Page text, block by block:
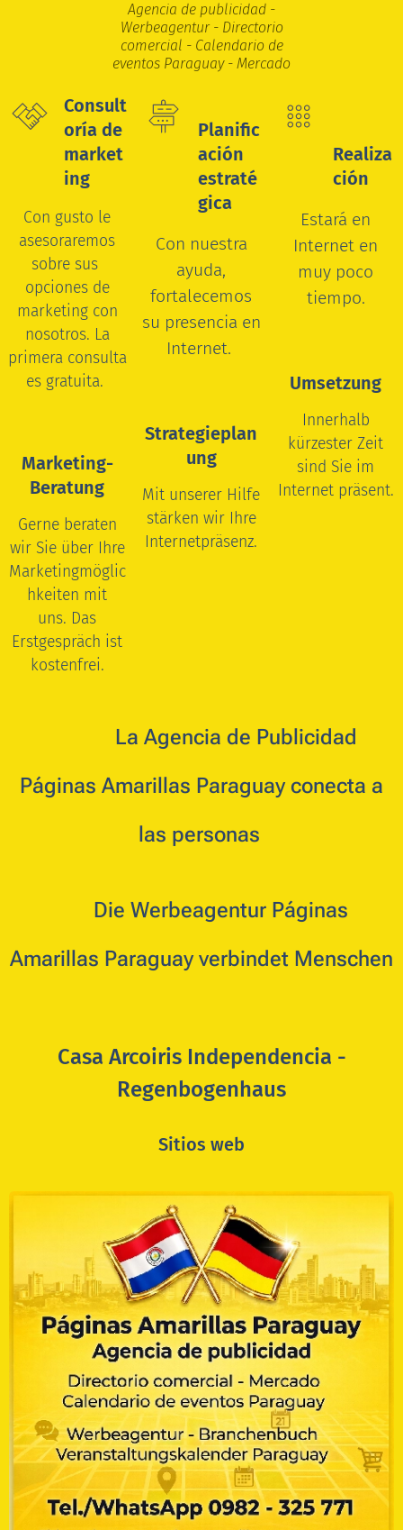
Agencia de publicidad -
Werbeagentur - Directorio
comercial - Calendario de
eventos Paraguay - Mercado
Consult
oría de
market
ing
Con gusto le
asesoraremos
sobre sus
opciones de
marketing con
nosotros. La
primera consulta
es gratuita.
Marketing-
Beratung
Gerne beraten
wir Sie über Ihre
Marketingmöglic
hkeiten mit
uns. Das
Erstgespräch ist
kostenfrei.
Planific
ación
estraté
gica
Con nuestra
ayuda,
fortalecemos
su presencia en
Internet.
Strategieplan
ung
Mit unserer Hilfe
stärken wir Ihre
Internetpräsenz.
Realiza
ción
Estará en
Internet en
muy poco
tiempo.
Umsetzung
Innerhalb
kürzester Zeit
sind Sie im
Internet präsent.
La Agencia de Publicidad
Páginas Amarillas Paraguay conecta a
las personas
Die Werbeagentur Páginas
Amarillas Paraguay verbindet Menschen
Casa Arcoiris Independencia -
Regenbogenhaus
Sitios web